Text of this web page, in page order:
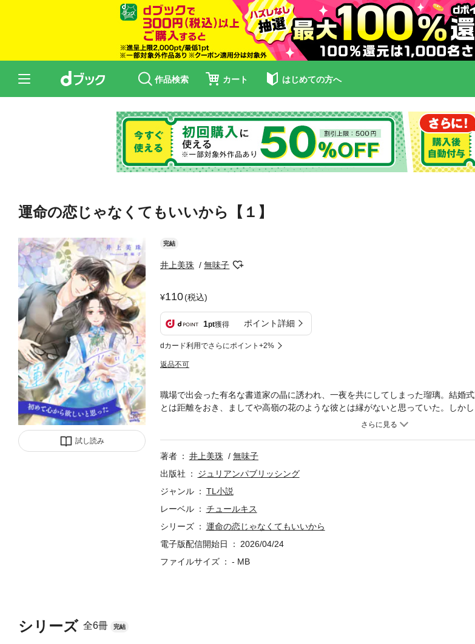
作品検索 カート はじめての方へ
運命の恋じゃなくてもいいから【１】
試し読み
完結
井上美珠 無味子
110(税込)
1pt獲得 ポイント詳細
dカード利用でさらにポイント+2%
返品不可
シリーズ 全6冊 完結
職場で出会った有名な書道家の晶に誘われ、一夜を共にしてしまった瑠璃。結婚
とは距離をおき、ましてや高嶺の花のような彼とは縁がないと思っていた。しか
を持つ彼が、瑠璃だけに見せる情熱的な姿に心引かれていく。激しく求められ欲
著者
井上美珠
無味子
出版社
ジュリアンパブリッシング
ジャンル
TL小説
レーベル
チュールキス
シリーズ
運命の恋じゃなくてもいいから
電子版配信開始日
2026/04/24
ファイルサイズ
- MB